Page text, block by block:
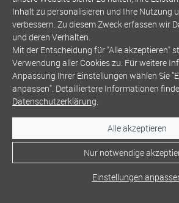
Inhalt zu personalisieren und Ihre Nutzung
verbessern. Zu diesem Zweck erfassen wir
und deren Verhalten.
Mit der Entscheidung für "Alle akzeptieren"
Verwendung aller Cookies zu. Für weitere
Anpassung Ihrer Einstellungen wählen Sie
anpassen". Detailliertere Informationen
Datenschutzerklärung.
Alle akzeptieren
Nur notwendige
Einstellungen